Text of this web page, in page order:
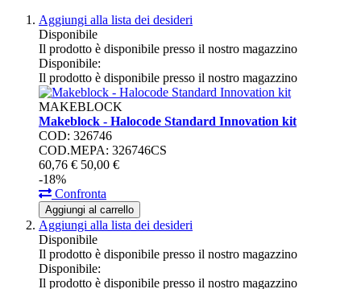
Aggiungi alla lista dei desideri
Disponibile
Il prodotto è disponibile presso il nostro magazzino
Disponibile:
Il prodotto è disponibile presso il nostro magazzino
MAKEBLOCK
Makeblock - Halocode Standard Innovation kit
COD: 326746
COD.MEPA: 326746CS
60,76 € 50,00 €
-18%
Confronta
Aggiungi al carrello
Aggiungi alla lista dei desideri
Disponibile
Il prodotto è disponibile presso il nostro magazzino
Disponibile:
Il prodotto è disponibile presso il nostro magazzino